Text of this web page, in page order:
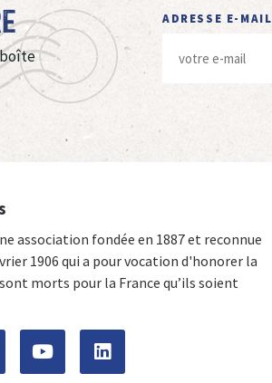
ADRESSE E-MAIL
association fondée en 1887 et reconnue
1906 qui a pour vocation d'honorer la
morts pour la France qu’ils soient